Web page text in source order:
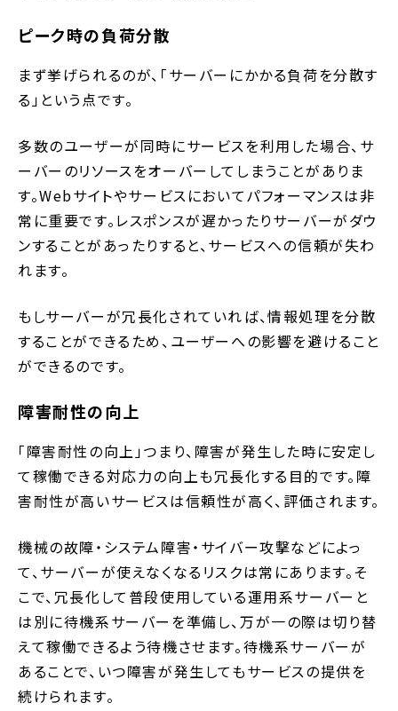
ピーク時の負荷分散
まず挙げられるのが、「サーバーにかかる負荷を分散す
る」という点です。
多数のユーザーが同時にサービスを利用した場合、サ
ーバーのリソースをオーバーしてしまうことがありま
す。Webサイトやサービスにおいてパフォーマンスは非
常に重要です。レスポンスが遅かったりサーバーがダウ
ンすることがあったりすると、サービスへの信頼が失わ
れます。
もしサーバーが冗長化されていれば、情報処理を分散
することができるため、ユーザーへの影響を避けること
ができるのです。
障害耐性の向上
「障害耐性の向上」つまり、障害が発生した時に安定し
て稼働できる対応力の向上も冗長化する目的です。障
害耐性が高いサービスは信頼性が高く、評価されます。
機械の故障・システム障害・サイバー攻撃などによっ
て、サーバーが使えなくなるリスクは常にあります。そ
こで、冗長化して普段使用している運用系サーバーと
は別に待機系サーバーを準備し、万が一の際は切り替
えて稼働できるよう待機させます。待機系サーバーが
あることで、いつ障害が発生してもサービスの提供を
続けられます。